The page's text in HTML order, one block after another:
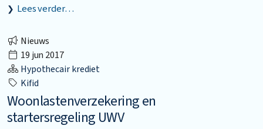
Lees verder…
Nieuws
19 jun 2017
Hypothecair krediet
Kifid
Woonlastenverzekering en
startersregeling UWV